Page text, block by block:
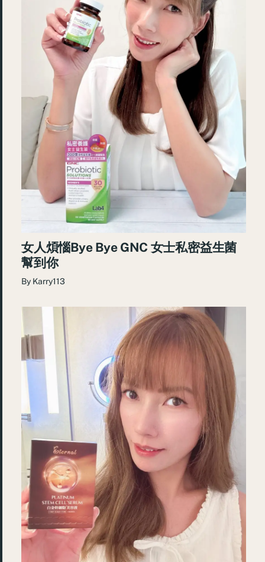
女人煩惱Bye Bye GNC 女士私密益生菌
幫到你
By Karry113